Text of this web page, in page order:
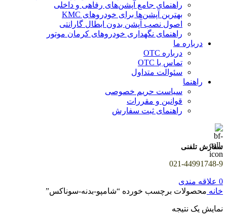
راهنمای جامع آپشن‌های رفاهی و داخلی
بهترین آپشن‌ها برای خودروهای KMC
اصول نصب آپشن بدون ابطال گارانتی
راهنمای نگهداری خودروهای کرمان موتور
درباره ما
درباره OTC
تماس با OTC
سئوالت متداول
راهنما
سیاست حریم خصوصی
قوانین و مقررات
راهنمای ثبت سفارش
سفارش تلفنی
021-44991748-9
0 علاقه مندی
خانه محصولات برچسب خورده “شامپو-بدنه-سوناکس”
نمایش یک نتیجه